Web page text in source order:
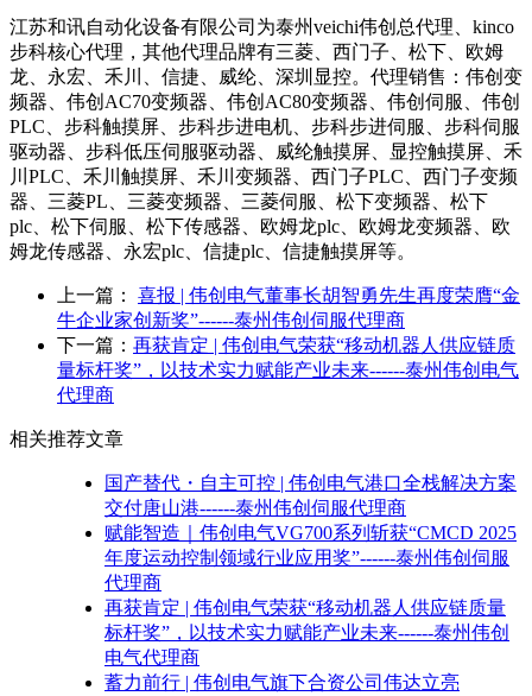
江苏和讯自动化设备有限公司为泰州veichi伟创总代理、kinco
步科核心代理，其他代理品牌有三菱、西门子、松下、欧姆
龙、永宏、禾川、信捷、威纶、深圳显控。代理销售：伟创变
频器、伟创AC70变频器、伟创AC80变频器、伟创伺服、伟创
PLC、步科触摸屏、步科步进电机、步科步进伺服、步科伺服
驱动器、步科低压伺服驱动器、威纶触摸屏、显控触摸屏、禾
川PLC、禾川触摸屏、禾川变频器、西门子PLC、西门子变频
器、三菱PL、三菱变频器、三菱伺服、松下变频器、松下
plc、松下伺服、松下传感器、欧姆龙plc、欧姆龙变频器、欧
姆龙传感器、永宏plc、信捷plc、信捷触摸屏等。
上一篇：
喜报 | 伟创电气董事长胡智勇先生再度荣膺“金
牛企业家创新奖”------泰州伟创伺服代理商
下一篇： 再获肯定 | 伟创电气荣获“移动机器人供应链质
量标杆奖”，以技术实力赋能产业未来------泰州伟创电气
代理商
相关推荐文章
国产替代・自主可控 | 伟创电气港口全栈解决方案
交付唐山港------泰州伟创伺服代理商
赋能智造｜伟创电气VG700系列斩获“CMCD 2025
年度运动控制领域行业应用奖”------泰州伟创伺服
代理商
再获肯定 | 伟创电气荣获“移动机器人供应链质量
标杆奖”，以技术实力赋能产业未来------泰州伟创
电气代理商
蓄力前行 | 伟创电气旗下合资公司伟达立亮